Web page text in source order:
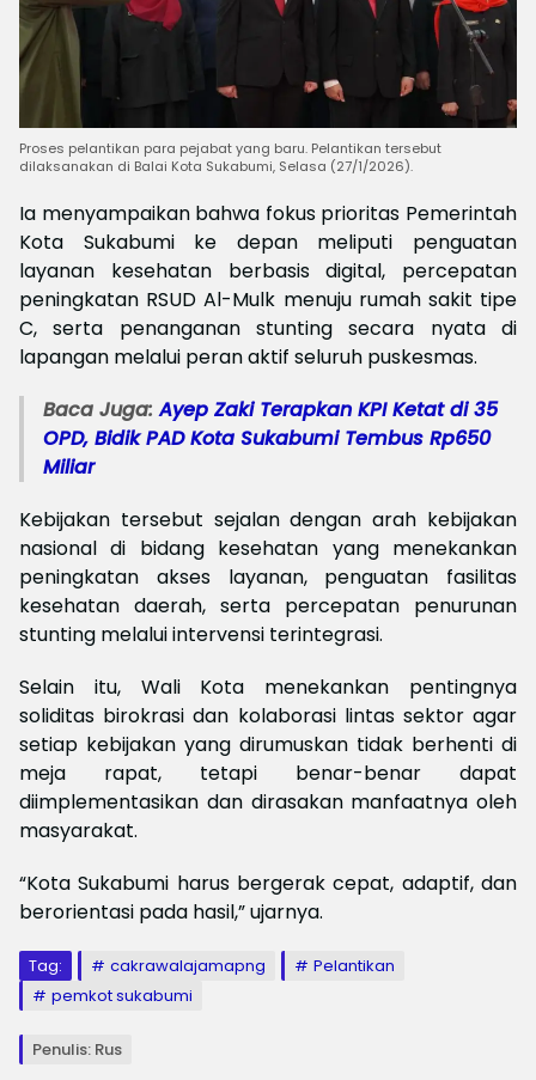
Proses pelantikan para pejabat yang baru. Pelantikan tersebut
dilaksanakan di Balai Kota Sukabumi, Selasa (27/1/2026).
Ia menyampaikan bahwa fokus prioritas Pemerintah
Kota Sukabumi ke depan meliputi penguatan
layanan kesehatan berbasis digital, percepatan
peningkatan RSUD Al-Mulk menuju rumah sakit tipe
C, serta penanganan stunting secara nyata di
lapangan melalui peran aktif seluruh puskesmas.
Baca Juga:Ayep Zaki Terapkan KPI Ketat di 35
OPD, Bidik PAD Kota Sukabumi Tembus Rp650
Miliar
Kebijakan tersebut sejalan dengan arah kebijakan
nasional di bidang kesehatan yang menekankan
peningkatan akses layanan, penguatan fasilitas
kesehatan daerah, serta percepatan penurunan
stunting melalui intervensi terintegrasi.
Selain itu, Wali Kota menekankan pentingnya
soliditas birokrasi dan kolaborasi lintas sektor agar
setiap kebijakan yang dirumuskan tidak berhenti di
meja rapat, tetapi benar-benar dapat
diimplementasikan dan dirasakan manfaatnya oleh
masyarakat.
“Kota Sukabumi harus bergerak cepat, adaptif, dan
berorientasi pada hasil,” ujarnya.
Tag: cakrawalajamapng
Pelantikan
pemkot sukabumi
Penulis: Rus